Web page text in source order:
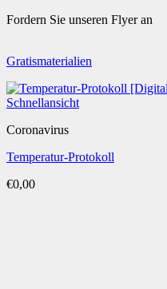
Fordern Sie unseren Flyer an
Gratismaterialien
Schnellansicht
Coronavirus
Temperatur-Protokoll
€0,00